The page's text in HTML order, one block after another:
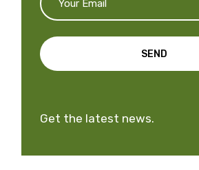
SEND
Get the latest news.